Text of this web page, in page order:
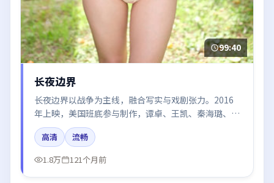
99:40
长夜边界
长夜边界以战争为主线，融合写实与戏剧张力。2016
年上映，美国班底参与制作，谭卓、王凯、秦海璐、咏
梅、廖凡在片中呈现细腻表演，影像风格统一，配乐与
剪辑强化了情绪曲线。
高清
流畅
1.8万
121个月前